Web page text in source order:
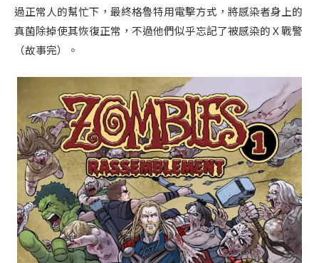
過正常人的幫忙下，最終格魯特用電擊方式，將感染者身上的
真菌除掉使其恢復正常，不過他們似乎忘記了被感染的Ｘ戰警
（故事完）。